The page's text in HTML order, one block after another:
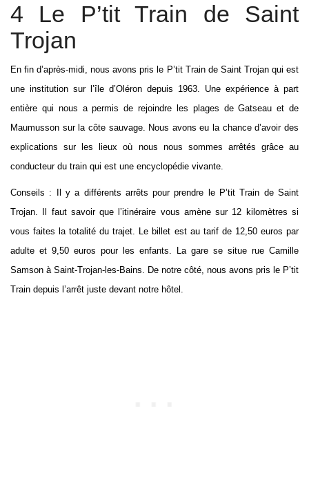
4 Le P’tit Train de Saint
Trojan
En fin d’après-midi, nous avons pris le P’tit Train de Saint Trojan qui est
une institution sur l’île d’Oléron depuis 1963. Une expérience à part
entière qui nous a permis de rejoindre les plages de Gatseau et de
Maumusson sur la côte sauvage. Nous avons eu la chance d’avoir des
explications sur les lieux où nous nous sommes arrêtés grâce au
conducteur du train qui est une encyclopédie vivante.
Conseils : Il y a différents arrêts pour prendre le P’tit Train de Saint
Trojan. Il faut savoir que l’itinéraire vous amène sur 12 kilomètres si
vous faites la totalité du trajet. Le billet est au tarif de 12,50 euros par
adulte et 9,50 euros pour les enfants. La gare se situe rue Camille
Samson à Saint-Trojan-les-Bains. De notre côté, nous avons pris le P’tit
Train depuis l’arrêt juste devant notre hôtel.